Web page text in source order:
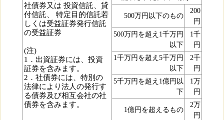
社債券又は 投資信託、貸
付信託、 特定目的信託若
しくは受益証券発行信託
の受益証券
(注)
1．出資証券には、投資
証券を含みます。
2．社債券には、特別の
法律により法人の発行す
る債券及び相互会社の社
債券を含みます。
500万円以下のもの
200
円
500万円を超え1千万円
以下
1千
円
1千万円を超え5千万円
以下
2千
円
5千万円を超え1億円以
下
1万
円
1億円を超えるもの
2万
円